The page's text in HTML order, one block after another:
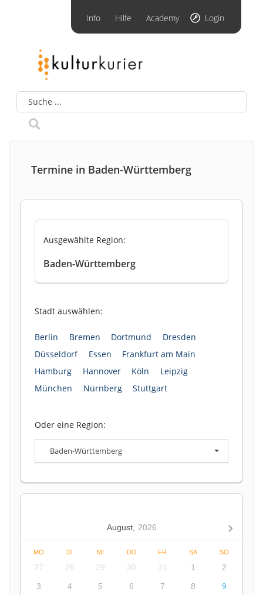
Info Hilfe Academy Login
Termine in Baden-Württemberg
Ausgewählte Region:
Baden-Württemberg
Stadt auswählen:
Berlin Bremen Dortmund
Dresden
Düsseldorf
Essen
Frankfurt am Main
Hamburg
Hannover Köln
Leipzig
München
Nürnberg Stuttgart
Oder eine Region:
Baden-Württemberg
August, 2026
MO DI MI DO FR SA SO
27 28 29 30 31 1
2
3
4 5 6 7 8
9